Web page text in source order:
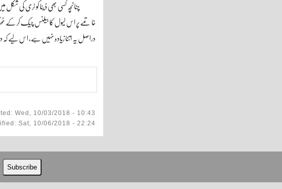
چنانچہ کسی بھی ڈیٹا کو ٹری کی
خاتمے پر اس لیول کا بیلنس چیک کر کے
دراصل یہ اتنا زیادہ نہیں ہے، اس لیے کہ
Wed, 10/03/2018 - 10:43
Sat, 10/06/2018 - 22:24